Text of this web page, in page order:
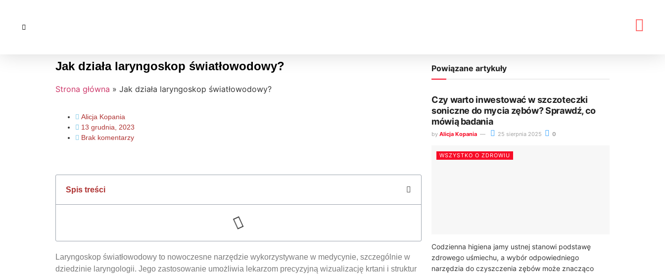
Jak działa laryngoskop światłowodowy?
Strona główna » Jak działa laryngoskop światłowodowy?
Alicja Kopania
13 grudnia, 2023
Brak komentarzy
Spis treści
Laryngoskop światłowodowy to nowoczesne narzędzie wykorzystywane w medycynie, szczególnie w
dziedzinie laryngologii. Jego zastosowanie umożliwia lekarzom precyzyjną wizualizację krtani i struktur
Powiązane artykuły
Czy warto inwestować w szczoteczki
soniczne do mycia zębów? Sprawdź, co
mówią badania
by Alicja Kopania 25 sierpnia 2025 0
WSZYSTKO O ZDROWIU
Codzienna higiena jamy ustnej stanowi podstawę
zdrowego uśmiechu, a wybór odpowiedniego
narzędzia do czyszczenia zębów może znacząco